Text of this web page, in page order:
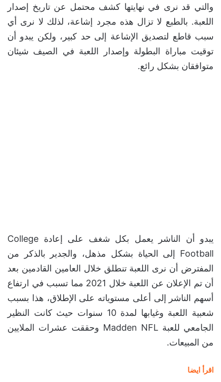
والتي قد نرى في نهايتها كشف محتمل عن تاريخ إصدار
اللعبة. بالطبع لا تزال هذه مجرد إشاعة، لذلك لا نرى أي
سبب قاطع لتصديق الإشاعة إلى حد كبير، ولكن يبدو أن
توقيت مباراة البطولة وإصدار اللعبة في الصيف شيئان
متوافقان بشكل رائع.
يبدو أن الناشر يعمل بكل شغف على إعادة College
Football إلى الحياة بشكل مذهل، والجدير بالذكر من
المفترض أن نرى اللعبة تنطلق خلال العامين القادمين بعد
أن تم الإعلان عن اللعبة خلال 2021 مما تسبب في ارتفاع
أسهم الناشر إلى أعلى مستوياته على الإطلاق، هذا بسبب
شعبية اللعبة وغيابها لمدة 10 سنوات حيث كانت النظير
الجامعي للعبة Madden NFL وحققت عشرات الملايين
من المبيعات.
اقرأ ايضا